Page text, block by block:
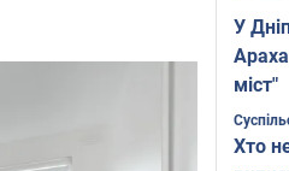
У
міст"
Хто